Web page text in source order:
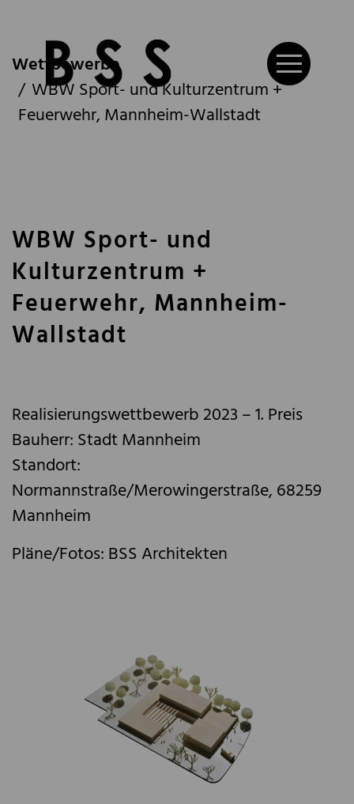
Wettbewerbe
WBW Sport- und Kulturzentrum +
Feuerwehr, Mannheim-Wallstadt
WBW Sport- und
Kulturzentrum +
Feuerwehr, Mannheim-
Wallstadt
Realisierungswettbewerb 2023 – 1. Preis
Bauherr: Stadt Mannheim
Standort:
Normannstraße/Merowingerstraße, 68259
Mannheim
Pläne/Fotos: BSS Architekten